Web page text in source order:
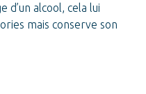
d’un alcool, cela lui
mais conserve son